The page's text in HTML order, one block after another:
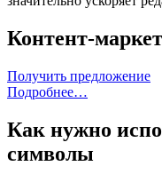
Контент-
Получить предложение
Подробнее…
Как нужно
символы